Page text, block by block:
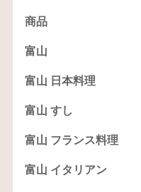
商品
富山
富山 日本料理
富山 すし
富山 フランス料理
富山 イタリアン